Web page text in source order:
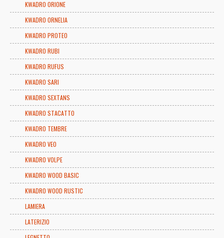
KWADRO ORIONE
KWADRO ORNELIA
KWADRO PROTEO
KWADRO RUBI
KWADRO RUFUS
KWADRO SARI
KWADRO SEXTANS
KWADRO STACATTO
KWADRO TEMBRE
KWADRO VEO
KWADRO VOLPE
KWADRO WOOD BASIC
KWADRO WOOD RUSTIC
LAMIERA
LATERIZIO